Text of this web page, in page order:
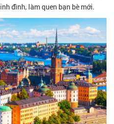
đình, làm quen bạn bè mới.